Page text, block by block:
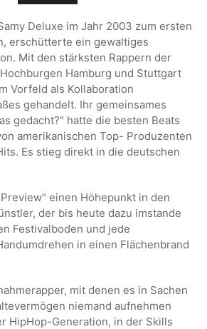
Deluxe im Jahr 2003 zum ersten
erschütterte ein gewaltiges
Mit den stärksten Rappern der
Hamburg und Stuttgart
Vorfeld als Kollaboration
gehandelt. Ihr gemeinsames
gedacht?" hatte die besten Beats
amerikanischen Top- Produzenten
Es stieg direkt in die deutschen
einen Höhepunkt in den
der bis heute dazu imstande
Festivalboden und jede
in einen Flächenbrand
mit denen es in Sachen
niemand aufnehmen
HipHop-Generation, in der Skills